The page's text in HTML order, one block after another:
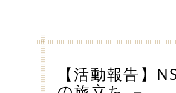
【活動報告】